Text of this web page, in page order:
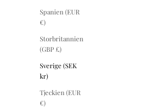
Spanien (EUR
€)
Storbritannien
(GBP £)
Sverige (SEK
kr)
Tjeckien (EUR
€)